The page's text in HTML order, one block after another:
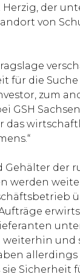
Herzig, der
von
für die
zum
GSH
das
Gehälter der
werden
und
allerdings
sie Sicherheit